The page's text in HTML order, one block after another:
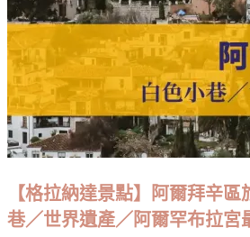
Market：
場
結
構
／
體
驗
／
【格拉納達景點】阿爾拜辛
巷／世界遺產／阿爾罕布拉宮